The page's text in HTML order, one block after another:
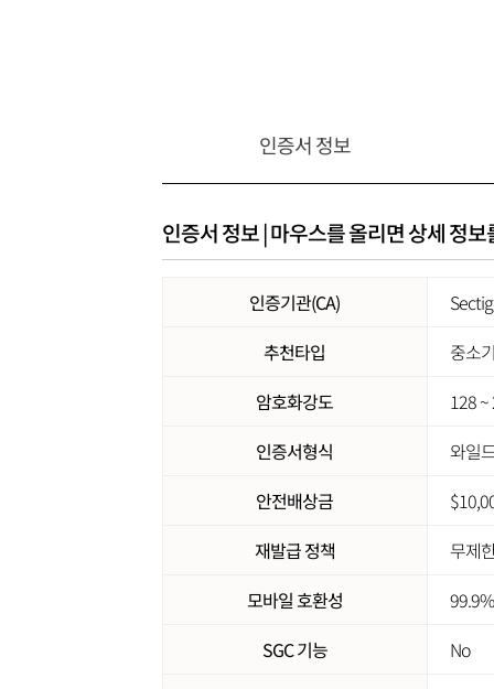
인증서 정보
인증서 정보 | 마우스를 올리면 상세 정
인증기관(CA)
추천타입
중소
암호화강도
128
인증서형식
와일
안전배상금
재발급 정책
무제
모바일 호환성
99.9%
SGC 기능
No